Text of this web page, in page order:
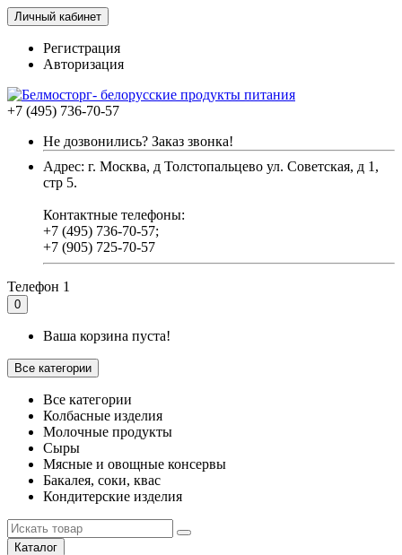
Личный кабинет
Регистрация
Авторизация
+7 (495) 736-70-57
Не дозвонились? Заказ звонка!
Адрес: г. Москва, д Толстопальцево ул. Советская, д 1,
стр 5.
Контактные телефоны:
+7 (495) 736-70-57;
+7 (905) 725-70-57
Телефон 1
0
Ваша корзина пуста!
Все категории
Все категории
Колбасные изделия
Молочные продукты
Сыры
Мясные и овощные консервы
Бакалея, соки, квас
Кондитерские изделия
Каталог